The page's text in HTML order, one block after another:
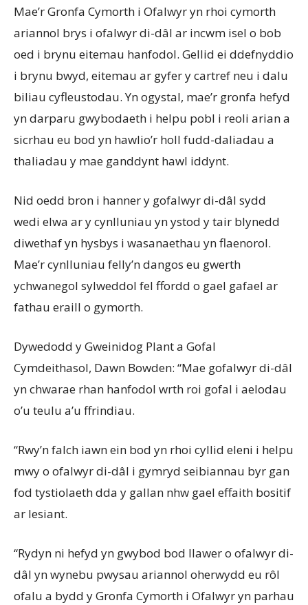
Mae’r Gronfa Cymorth i Ofalwyr yn rhoi cymorth
ariannol brys i ofalwyr di-dâl ar incwm isel o bob
oed i brynu eitemau hanfodol. Gellid ei ddefnyddio
i brynu bwyd, eitemau ar gyfer y cartref neu i dalu
biliau cyfleustodau. Yn ogystal, mae’r gronfa hefyd
yn darparu gwybodaeth i helpu pobl i reoli arian a
sicrhau eu bod yn hawlio’r holl fudd-daliadau a
thaliadau y mae ganddynt hawl iddynt.
Nid oedd bron i hanner y gofalwyr di-dâl sydd
wedi elwa ar y cynlluniau yn ystod y tair blynedd
diwethaf yn hysbys i wasanaethau yn flaenorol.
Mae’r cynlluniau felly’n dangos eu gwerth
ychwanegol sylweddol fel ffordd o gael gafael ar
fathau eraill o gymorth.
Dywedodd y Gweinidog Plant a Gofal
Cymdeithasol, Dawn Bowden: “Mae gofalwyr di-dâl
yn chwarae rhan hanfodol wrth roi gofal i aelodau
o’u teulu a’u ffrindiau.
“Rwy’n falch iawn ein bod yn rhoi cyllid eleni i helpu
mwy o ofalwyr di-dâl i gymryd seibiannau byr gan
fod tystiolaeth dda y gallan nhw gael effaith bositif
ar lesiant.
“Rydyn ni hefyd yn gwybod bod llawer o ofalwyr di-
dâl yn wynebu pwysau ariannol oherwydd eu rôl
ofalu a bydd y Gronfa Cymorth i Ofalwyr yn parhau